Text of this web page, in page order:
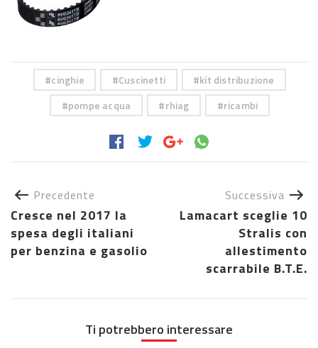
cinghie Cuscinetti
kit distribuzione
pompe acqua
rhiag ricambi
Precedente
Cresce nel 2017 la
spesa degli italiani
per benzina e gasolio
Successiva
Lamacart sceglie 10
Stralis con
allestimento
scarrabile B.T.E.
Ti potrebbero interessare